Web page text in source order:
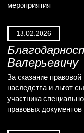
мероприятия
13.02.2026
Валерьевичу
За оказание
наследства и льгот
участника
правовых документов